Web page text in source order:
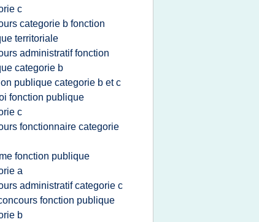
c
categorie b fonction
territoriale
administratif fonction
categorie b
publique categorie b et c
fonction publique
c
fonctionnaire categorie
fonction publique
a
administratif categorie c
fonction publique
b